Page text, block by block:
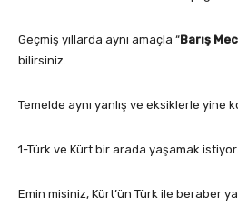
Geçmiş yıllarda aynı amaçla “Barış
bilirsiniz.
Temelde aynı yanlış ve eksiklerle yine
1-Türk ve Kürt bir arada yaşamak istiyor.
Emin misiniz, Kürt’ün Türk ile beraber